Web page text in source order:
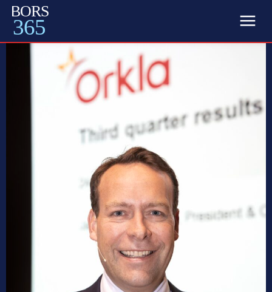
BORS
365